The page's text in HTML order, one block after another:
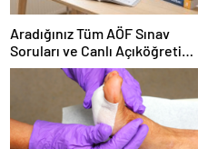
Aradığınız Tüm AÖF Sınav
Soruları ve Canlı Açıköğretim
Forumu Burada